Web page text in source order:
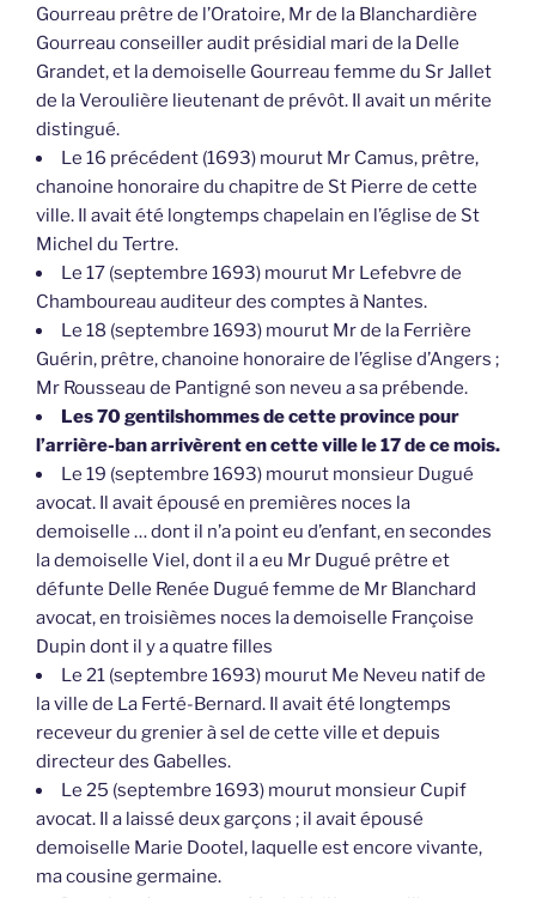
Gourreau prêtre de l’Oratoire, Mr de la Blanchardière
Gourreau conseiller audit présidial mari de la Delle
Grandet, et la demoiselle Gourreau femme du Sr Jallet
de la Veroulière lieutenant de prévôt. Il avait un mérite
distingué.
Le 16 précédent (1693) mourut Mr Camus, prêtre,
chanoine honoraire du chapitre de St Pierre de cette
ville. Il avait été longtemps chapelain en l’église de St
Michel du Tertre.
Le 17 (septembre 1693) mourut Mr Lefebvre de
Chamboureau auditeur des comptes à Nantes.
Le 18 (septembre 1693) mourut Mr de la Ferrière
Guérin, prêtre, chanoine honoraire de l’église d’Angers ;
Mr Rousseau de Pantigné son neveu a sa prébende.
Les 70 gentilshommes de cette province pour
l’arrière-ban arrivèrent en cette ville le 17 de ce mois.
Le 19 (septembre 1693) mourut monsieur Dugué
avocat. Il avait épousé en premières noces la
demoiselle … dont il n’a point eu d’enfant, en secondes
la demoiselle Viel, dont il a eu Mr Dugué prêtre et
défunte Delle Renée Dugué femme de Mr Blanchard
avocat, en troisièmes noces la demoiselle Françoise
Dupin dont il y a quatre filles
Le 21 (septembre 1693) mourut Me Neveu natif de
la ville de La Ferté-Bernard. Il avait été longtemps
receveur du grenier à sel de cette ville et depuis
directeur des Gabelles.
Le 25 (septembre 1693) mourut monsieur Cupif
avocat. Il a laissé deux garçons ; il avait épousé
demoiselle Marie Dootel, laquelle est encore vivante,
ma cousine germaine.